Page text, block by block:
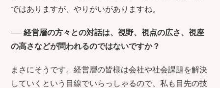
ではありますが、やりがいがありますね。
──経営層の方々との対話は、視野、視点の広さ、視座
の高さなどが問われるのではないですか？
まさにそうです。経営層の皆様は会社や社会課題を解決
していくという目線でいらっしゃるので、私も目先の技